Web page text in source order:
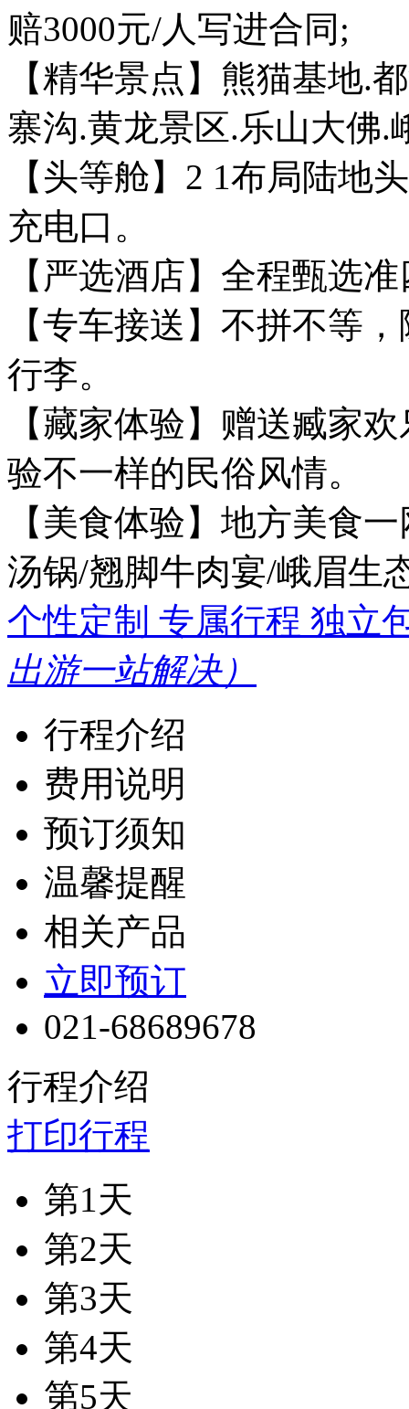
赔3000元/人写进合同;
【精华景点】熊猫基地.
寨沟.黄龙景区.乐山大佛.
【头等舱】2 1布局陆地
充电口。
【严选酒店】全程甄选
【专车接送】不拼不等
行李。
【藏家体验】赠送臧家
验不一样的民俗风情。
【美食体验】地方美食
汤锅/翘脚牛肉宴/峨眉生
个性定制 专属行程 独立
出游一站解决）
行程介绍
费用说明
预订须知
温馨提醒
相关产品
立即预订
021-68689678
行程介绍
打印行程
第1天
第2天
第3天
第4天
第5天